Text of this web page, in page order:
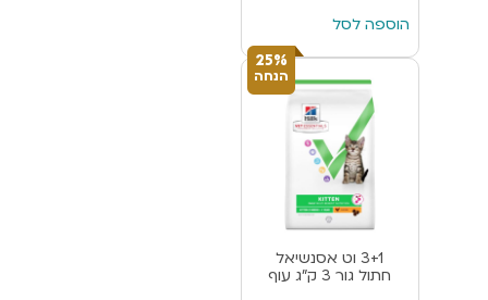
הוספה לסל
25%
הנחה
3+1 וט אסנשיאל
חתול גור 3 ק”ג עוף